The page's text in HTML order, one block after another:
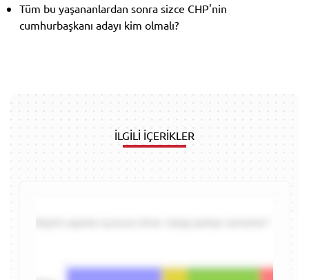
Tüm bu yaşananlardan sonra sizce CHP'nin
cumhurbaşkanı adayı kim olmalı?
İLGİLİ İÇERİKLER